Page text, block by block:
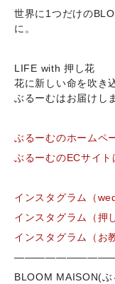
世界に1つだけの
に。
LIFE with 押し花
花に新しい命を吹き
ぶるーむはお届けし
ぶるーむのホームペ
ぶるーむのECサイト
インスタグラム（
インスタグラム（押
インスタグラム（お
BLOOM MAISON(ぶ